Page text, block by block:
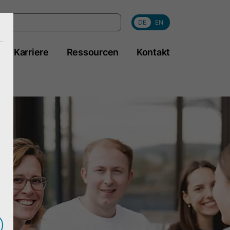
DE EN
Karriere Ressourcen Kontakt